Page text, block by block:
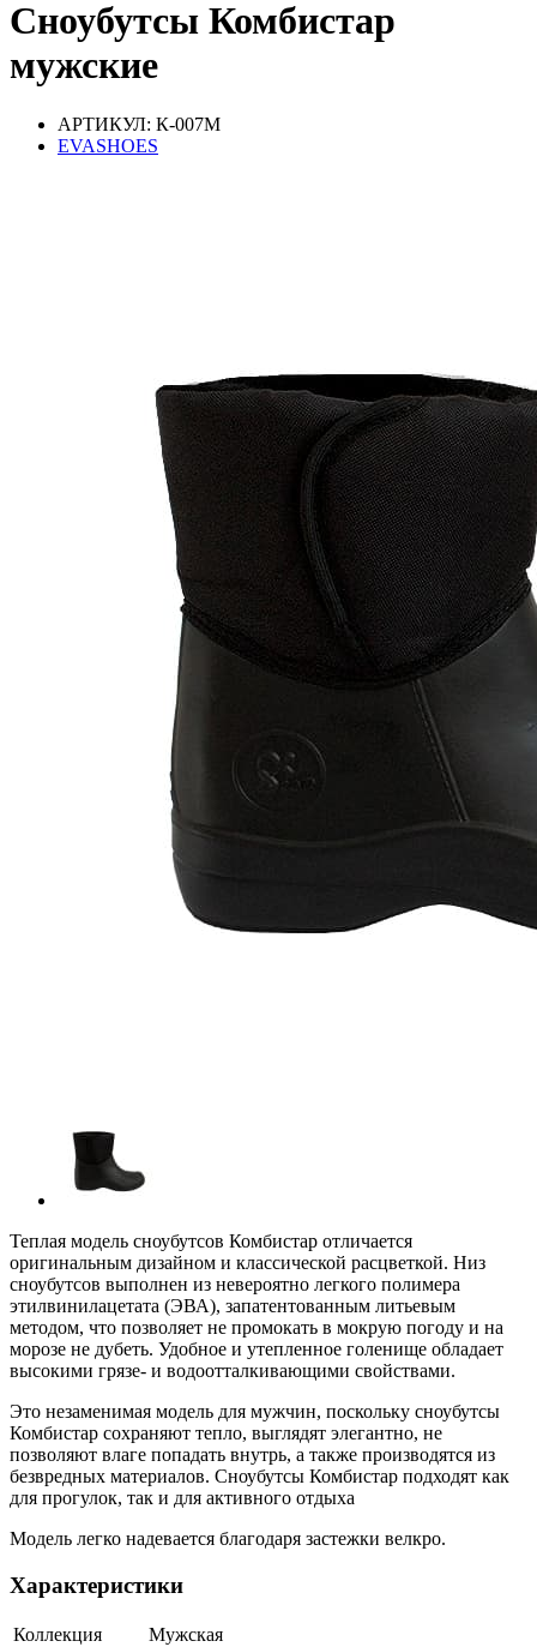
Сноубутсы Комбистар
мужские
АРТИКУЛ: К-007М
EVASHOES
Теплая модель сноубутсов Комбистар отличается
оригинальным дизайном и классической расцветкой. Низ
сноубутсов выполнен из невероятно легкого полимера
этилвинилацетата (ЭВА), запатентованным литьевым
методом, что позволяет не промокать в мокрую погоду и на
морозе не дубеть. Удобное и утепленное голенище обладает
высокими грязе- и водоотталкивающими свойствами.
Это незаменимая модель для мужчин, поскольку сноубутсы
Комбистар сохраняют тепло, выглядят элегантно, не
позволяют влаге попадать внутрь, а также производятся из
безвредных материалов. Сноубутсы Комбистар подходят как
для прогулок, так и для активного отдыха
Модель легко надевается благодаря застежки велкро.
Характеристики
Коллекция
Мужская